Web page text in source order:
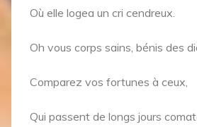
Où elle logea un cri cendreux.
Oh vous corps sains, bénis des
Comparez vos fortunes à ceux,
Qui passent de longs jours